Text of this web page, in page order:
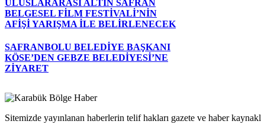
ULUSLARARASI ALTIN SAFRAN
BELGESEL FİLM FESTİVALİ’NİN
AFİŞİ YARIŞMA İLE BELİRLENECEK
SAFRANBOLU BELEDİYE BAŞKANI
KÖSE’DEN GEBZE BELEDİYESİ’NE
ZİYARET
Sitemizde yayınlanan haberlerin telif hakları gazete ve haber